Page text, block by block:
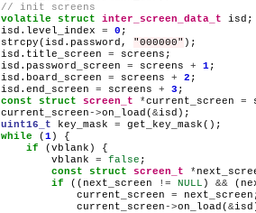
// init screens
volatile
struct inter_screen_data_t
isd.level_index
= 0
strcpy(isd.password,
"000000"
isd.title_screen
=
isd.password_screen
= screens + 1
isd.board_screen
= screens + 2
isd.end_screen
= screens + 3
const
struct screen_t *current_screen
=
current_screen->on_load(&
uint16_t
key_mask =
while
(1)
if
(vblank)
vblank
= false
const
struct screen_t *
if
((next_screen != NULL ) &&
current_screen
=
current_screen->on_load(&